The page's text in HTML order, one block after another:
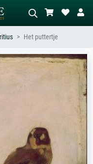
AI-beeldzoeker
de scène – bijv. groene
abstract met veel rood, donker
Het puttertje